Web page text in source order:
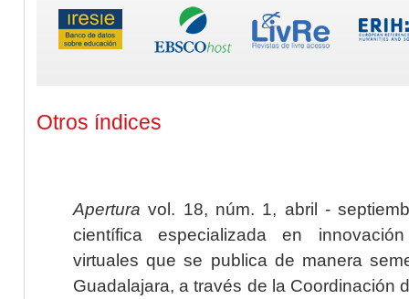
Otros índices
Apertura vol. 18, núm. 1, abril -
científica especializada en
virtuales que se publica de manera
Guadalajara, a través de la Coordinación